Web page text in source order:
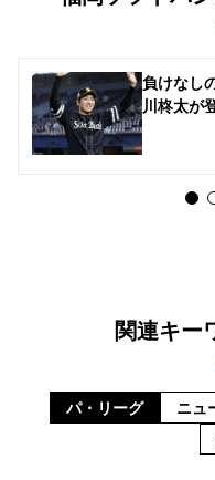
負けなし
川柊太が
関連キー
パ・リーグ ニュ